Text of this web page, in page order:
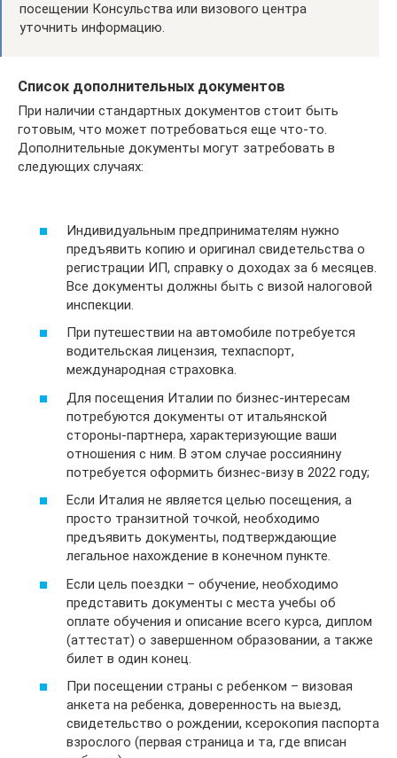
посещении Консульства или визового центра
уточнить информацию.
Список дополнительных документов
При наличии стандартных документов стоит быть
готовым, что может потребоваться еще что-то.
Дополнительные документы могут затребовать в
следующих случаях:
Индивидуальным предпринимателям нужно
предъявить копию и оригинал свидетельства о
регистрации ИП, справку о доходах за 6 месяцев.
Все документы должны быть с визой налоговой
инспекции.
При путешествии на автомобиле потребуется
водительская лицензия, техпаспорт,
международная страховка.
Для посещения Италии по бизнес-интересам
потребуются документы от итальянской
стороны-партнера, характеризующие ваши
отношения с ним. В этом случае россиянину
потребуется оформить бизнес-визу в 2022 году;
Если Италия не является целью посещения, а
просто транзитной точкой, необходимо
предъявить документы, подтверждающие
легальное нахождение в конечном пункте.
Если цель поездки – обучение, необходимо
представить документы с места учебы об
оплате обучения и описание всего курса, диплом
(аттестат) о завершенном образовании, а также
билет в один конец.
При посещении страны с ребенком – визовая
анкета на ребенка, доверенность на выезд,
свидетельство о рождении, ксерокопия паспорта
взрослого (первая страница и та, где вписан